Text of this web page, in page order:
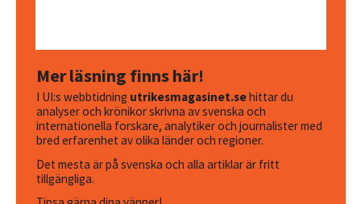
Mer läsning finns här!
I UI:s webbtidning utrikesmagasinet.sehittar du
analyser och krönikor skrivna av svenska och
internationella forskare, analytiker och journalister med
bred erfarenhet av olika länder och regioner.
Det mesta är på svenska och alla artiklar är fritt
tillgängliga.